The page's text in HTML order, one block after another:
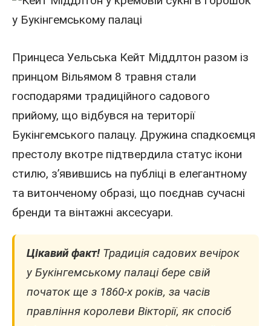
Принцеса Уельська Кейт Міддлтон разом із
принцом Вільямом 8 травня стали
господарями традиційного садового
прийому, що відбувся на території
Букінгемського палацу. Дружина спадкоємця
престолу вкотре підтвердила статус ікони
стилю, з’явившись на публіці в елегантному
та витонченому образі, що поєднав сучасні
бренди та вінтажні аксесуари.
Цікавий факт!Традиція садових вечірок
у Букінгемському палаці бере свій
початок ще з 1860-х років, за часів
правління королеви Вікторії, як спосіб